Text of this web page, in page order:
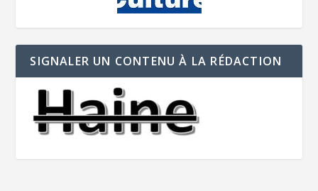
SIGNALER UN CONTENU À LA RÉDACTION